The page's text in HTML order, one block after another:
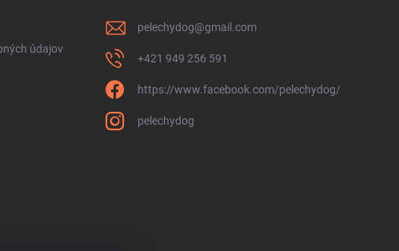
údajov
pelechydog@gmail.com
+421 949 256 591
https://www.facebook.com/pelechydog/
pelechydog